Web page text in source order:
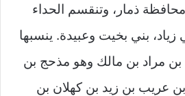
ذمار، وتنقسم الحداء
زياد، بني بخيت وعبيدة. ينسبها
بن مراد بن مالك وهو مذحج بن
عريب بن زيد بن كهلان بن